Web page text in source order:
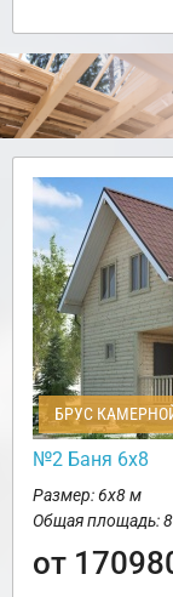
БРУС
№2 Баня 6х8
Размер: 6х8 м
Общая площадь:
от